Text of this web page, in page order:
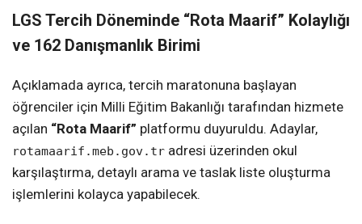
LGS Tercih Döneminde “Rota Maarif” Kolaylığı
ve 162 Danışmanlık Birimi
Açıklamada ayrıca, tercih maratonuna başlayan
öğrenciler için Milli Eğitim Bakanlığı tarafından hizmete
açılan “Rota Maarif” platformu duyuruldu. Adaylar,
rotamaarif.meb.gov.tr adresi üzerinden okul
karşılaştırma, detaylı arama ve taslak liste oluşturma
işlemlerini kolayca yapabilecek.